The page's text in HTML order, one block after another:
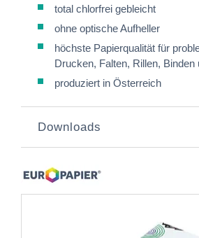
total chlorfrei gebleicht
ohne optische Aufheller
höchste Papierqualität für
Drucken, Falten, Rillen, Binden
produziert in Österreich
Downloads